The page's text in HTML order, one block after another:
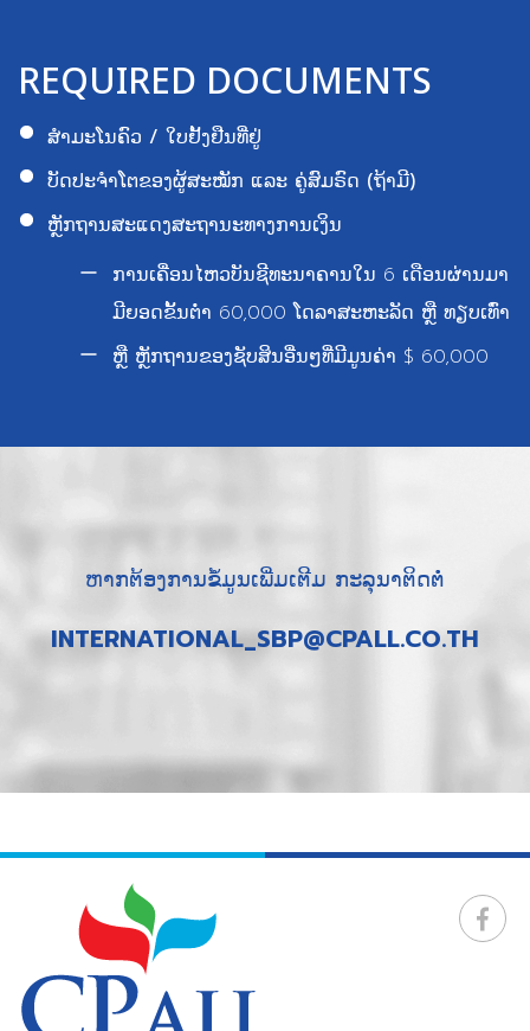
REQUIRED DOCUMENTS
ສຳມະໂນຄົວ / ໃບຢັ້ງຢືນທີ່ຢູ່
ບັດປະຈຳໂຕຂອງຜູ້ສະໝັກ ແລະ ຄູ່ສົມຣົດ (ຖ້າມີ)
ຫຼັກຖານສະແດງສະຖານະທາງການເງິນ
ການເຄື່ອນໄຫວບັນຊີທະນາຄານໃນ 6 ເດືອນຜ່ານມາ
ມີຍອດຂັ້ນຕໍ່າ 60,000 ໂດລາສະຫະລັດ ຫຼື ທຽບເທົ່າ
ຫຼື ຫຼັກຖານຂອງຊັບສິນອື່ນໆທີ່ມີມູນຄ່າ $ 60,000
ຫາກຕ້ອງການຂໍ້ມູນເພີ່ມເຕີມ ກະລຸນາຕິດຕໍ່
INTERNATIONAL_SBP@CPALL.CO.TH